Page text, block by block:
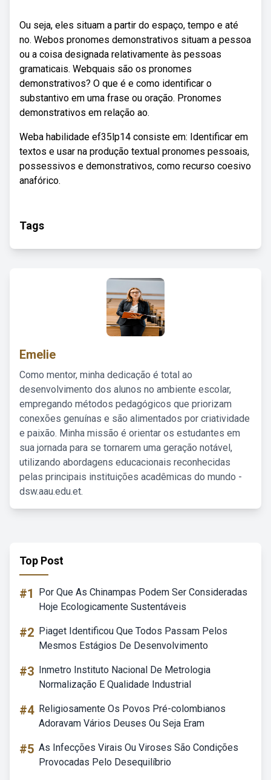
Ou seja, eles situam a partir do espaço, tempo e até
no. Webos pronomes demonstrativos situam a pessoa
ou a coisa designada relativamente às pessoas
gramaticais. Webquais são os pronomes
demonstrativos? O que é e como identificar o
substantivo em uma frase ou oração. Pronomes
demonstrativos em relação ao.
Weba habilidade ef35lp14 consiste em: Identificar em
textos e usar na produção textual pronomes pessoais,
possessivos e demonstrativos, como recurso coesivo
anafórico.
Tags
Emelie
Como mentor, minha dedicação é total ao
desenvolvimento dos alunos no ambiente escolar,
empregando métodos pedagógicos que priorizam
conexões genuínas e são alimentados por criatividade
e paixão. Minha missão é orientar os estudantes em
sua jornada para se tornarem uma geração notável,
utilizando abordagens educacionais reconhecidas
pelas principais instituições acadêmicas do mundo -
dsw.aau.edu.et.
Top Post
#1
Por Que As Chinampas Podem Ser Consideradas
Hoje Ecologicamente Sustentáveis
#2 Piaget Identificou Que Todos Passam Pelos
Mesmos Estágios De Desenvolvimento
#3 Inmetro Instituto Nacional De Metrologia
Normalização E Qualidade Industrial
#4 Religiosamente Os Povos Pré-colombianos
Adoravam Vários Deuses Ou Seja Eram
#5 As Infecções Virais Ou Viroses São Condições
Provocadas Pelo Desequilíbrio